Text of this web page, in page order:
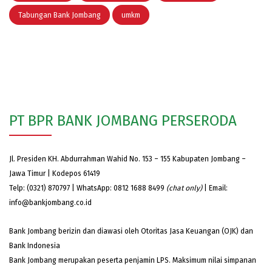
Tabungan Bank Jombang umkm
PT BPR BANK JOMBANG PERSERODA
Jl. Presiden KH. Abdurrahman Wahid No. 153 – 155 Kabupaten Jombang –
Jawa Timur | Kodepos 61419
Telp: (0321) 870797 | WhatsApp: 0812 1688 8499 (chat only)| Email:
info@bankjombang.co.id
Bank Jombang berizin dan diawasi oleh Otoritas Jasa Keuangan (OJK) dan
Bank Indonesia
Bank Jombang merupakan peserta penjamin LPS. Maksimum nilai simpanan